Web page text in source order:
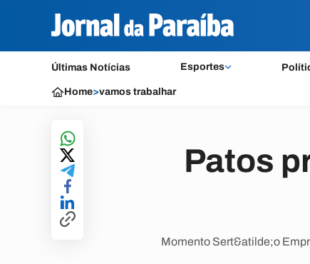
Últimas Notícias Esportes
Home>vamos trabalhar
Patos
Momento Sert&atilde;o